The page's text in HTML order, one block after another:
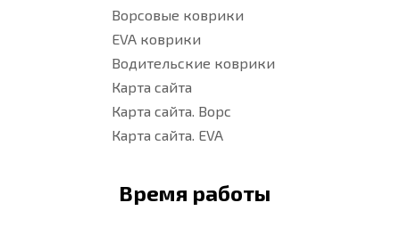
Ворсовые коврики
EVA коврики
Водительские коврики
Карта сайта
Карта сайта. Ворс
Карта сайта. EVA
Время работы